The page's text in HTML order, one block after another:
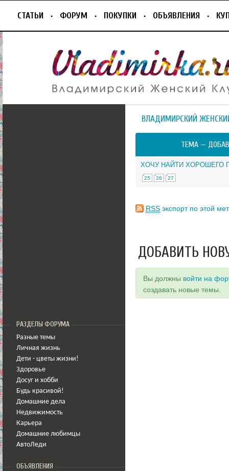
СТАТЬИ ФОРУМ ПОКУПКИ ОБЪЯВЛЕНИЯ
РАЗДЕЛЫ ФОРУМА
Разные темы
Личная жизнь
Дети - цветы жизни!
Здоровье
Досуг и хобби
Будь красивой!
Домашние дела
Недвижимость
Карьера
Домашние любимцы
АвтоЛеди
ОБЪЯВЛЕНИЯ
ВЛАДИМИРСКИЙ
ТЕМА —
ХОЧУ НАЙТИ ХОРОШЕГО
25 26 27
RSS экспорт по этой
ДОБАВИТЬ
Вы должны войти на
создавать новые темы.